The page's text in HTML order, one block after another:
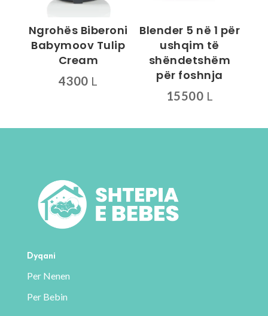
Ngrohës Biberoni
Babymoov Tulip
Cream
4300 L
Blender 5 në 1 për
ushqim të
shëndetshëm
për foshnja
15500 L
Dyqani
Per Nenen
Per Bebin